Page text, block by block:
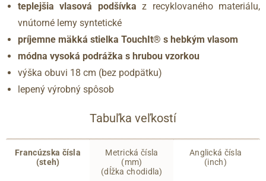
teplejšia vlasová podšívka z recyklovaného materiálu,
vnútorné lemy syntetické
príjemne mäkká stielka TouchIt® s hebkým vlasom
módna vysoká podrážka s hrubou vzorkou
výška obuvi 18 cm (bez podpätku)
lepený výrobný spôsob
Tabuľka veľkostí
Francúzska čísla
(steh)
Metrická čísla
(mm)
(dĺžka chodidla)
Anglická čísla
(inch)